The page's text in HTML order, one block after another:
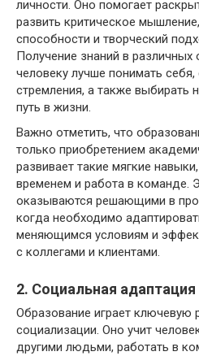
личности. Оно помогает
развить критическое
способности и творческий
Получение знаний в различных
человеку лучше понимать себя,
стремления, а также выбирать
путь в жизни.
Важно отметить, что
только приобретением
развивает такие мягкие
временем и работа в команде.
оказываются решающими в
когда необходимо
меняющимся условиям и
с коллегами и клиентами.
2. Социальная адаптация
Образование играет ключевую
социализации. Оно учит
другими людьми, работать в